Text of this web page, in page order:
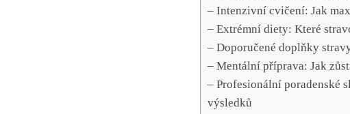
– Intenzivní cvičení: Jak
– Extrémní diety: Které
– Doporučené doplňky
– Mentální příprava: Jak
– Profesionální poradenské
výsledků